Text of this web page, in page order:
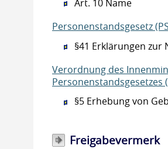
Art. 10 Name
Personenstandsgesetz
§41 Erklärungen
Verordnung des
Personenstandsgesetzes
§5 Erhebung von
Freigabevermerk